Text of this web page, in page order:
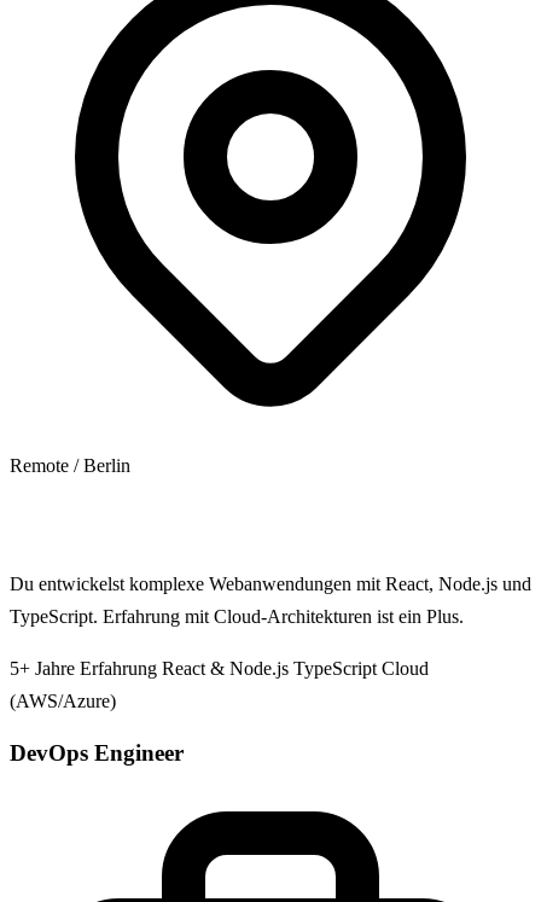
Remote / Berlin
Du entwickelst komplexe Webanwendungen mit React, Node.js und
TypeScript. Erfahrung mit Cloud-Architekturen ist ein Plus.
5+ Jahre Erfahrung React & Node.js TypeScript Cloud
(AWS/Azure)
DevOps Engineer